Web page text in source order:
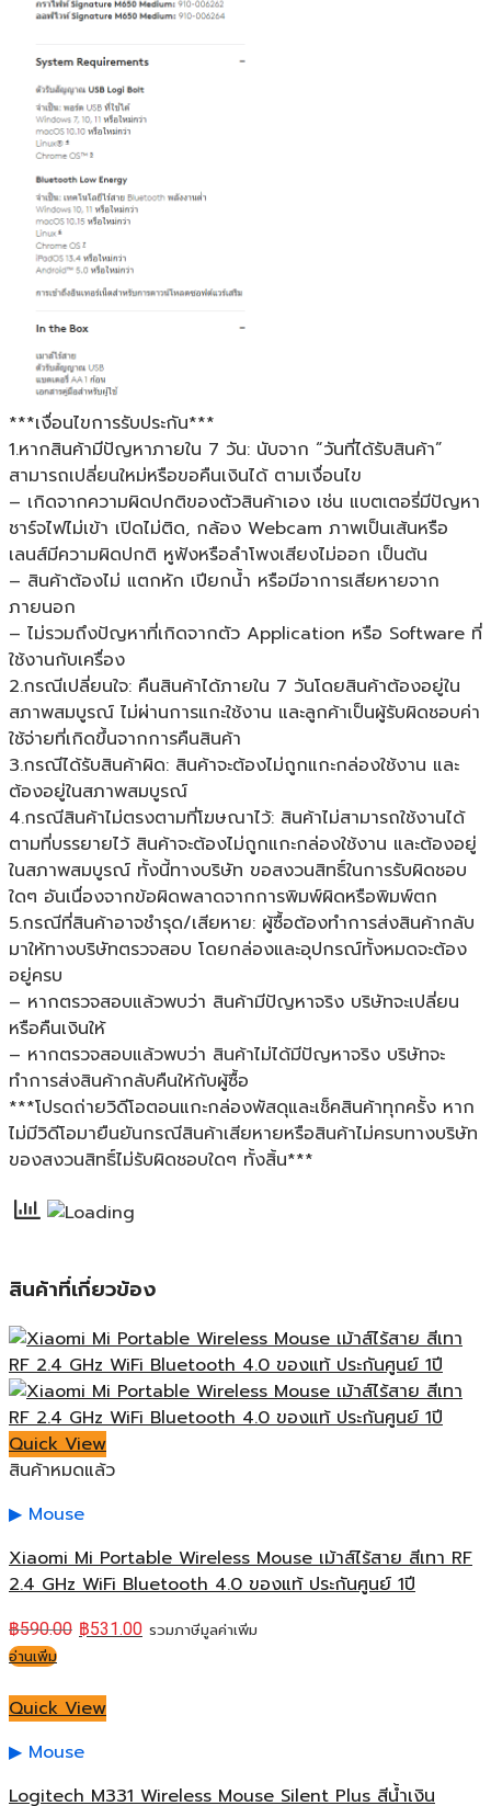
***เงื่อนไขการรับประกัน***
1.หากสินค้ามีปัญหาภายใน 7 วัน: นับจาก “วันที่ได้รับสินค้า”
สามารถเปลี่ยนใหม่หรือขอคืนเงินได้ ตามเงื่อนไข
– เกิดจากความผิดปกติของตัวสินค้าเอง เช่น แบตเตอรี่มีปัญหา
ชาร์จไฟไม่เข้า เปิดไม่ติด, กล้อง Webcam ภาพเป็นเส้นหรือ
เลนส์มีความผิดปกติ หูฟังหรือลำโพงเสียงไม่ออก เป็นต้น
– สินค้าต้องไม่ แตกหัก เปียกน้ำ หรือมีอาการเสียหายจาก
ภายนอก
– ไม่รวมถึงปัญหาที่เกิดจากตัว Application หรือ Software ที่
ใช้งานกับเครื่อง
2.กรณีเปลี่ยนใจ: คืนสินค้าได้ภายใน 7 วันโดยสินค้าต้องอยู่ใน
สภาพสมบูรณ์ ไม่ผ่านการแกะใช้งาน และลูกค้าเป็นผู้รับผิดชอบค่า
ใช้จ่ายที่เกิดขึ้นจากการคืนสินค้า
3.กรณีได้รับสินค้าผิด: สินค้าจะต้องไม่ถูกแกะกล่องใช้งาน และ
ต้องอยู่ในสภาพสมบูรณ์
4.กรณีสินค้าไม่ตรงตามที่โฆษณาไว้: สินค้าไม่สามารถใช้งานได้
ตามที่บรรยายไว้ สินค้าจะต้องไม่ถูกแกะกล่องใช้งาน และต้องอยู่
ในสภาพสมบูรณ์ ทั้งนี้ทางบริษัท ขอสงวนสิทธิ์ในการรับผิดชอบ
ใดๆ อันเนื่องจากข้อผิดพลาดจากการพิมพ์ผิดหรือพิมพ์ตก
5.กรณีที่สินค้าอาจชำรุด/เสียหาย: ผู้ซื้อต้องทำการส่งสินค้ากลับ
มาให้ทางบริษัทตรวจสอบ โดยกล่องและอุปกรณ์ทั้งหมดจะต้อง
อยู่ครบ
– หากตรวจสอบแล้วพบว่า สินค้ามีปัญหาจริง บริษัทจะเปลี่ยน
หรือคืนเงินให้
– หากตรวจสอบแล้วพบว่า สินค้าไม่ได้มีปัญหาจริง บริษัทจะ
ทำการส่งสินค้ากลับคืนให้กับผู้ซื้อ
***โปรดถ่ายวิดีโอตอนแกะกล่องพัสดุและเช็คสินค้าทุกครั้ง หาก
ไม่มีวิดีโอมายืนยันกรณีสินค้าเสียหายหรือสินค้าไม่ครบทางบริษัท
ของสงวนสิทธิ์ไม่รับผิดชอบใดๆ ทั้งสิ้น***
สินค้าที่เกี่ยวข้อง
Quick View
สินค้าหมดแล้ว
Mouse
Xiaomi Mi Portable Wireless Mouse เม้าส์ไร้สาย สีเทา RF
2.4 GHz WiFi Bluetooth 4.0 ของแท้ ประกันศูนย์ 1ปี
฿590.00 ฿531.00 รวมภาษีมูลค่าเพิ่ม
อ่านเพิ่ม
Quick View
Mouse
Logitech M331 Wireless Mouse Silent Plus สีน้ำเงิน